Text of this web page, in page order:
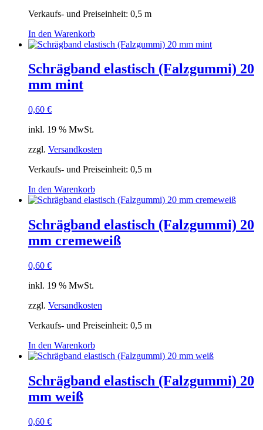
Verkaufs- und Preiseinheit: 0,5 m
In den Warenkorb
Schrägband elastisch (Falzgummi) 20
mm mint
0,60 €
inkl. 19 % MwSt.
zzgl. Versandkosten
Verkaufs- und Preiseinheit: 0,5 m
In den Warenkorb
Schrägband elastisch (Falzgummi) 20
mm cremeweiß
0,60 €
inkl. 19 % MwSt.
zzgl. Versandkosten
Verkaufs- und Preiseinheit: 0,5 m
In den Warenkorb
Schrägband elastisch (Falzgummi) 20
mm weiß
0,60 €